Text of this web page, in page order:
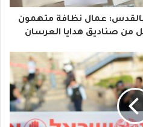
عمال نظافة متهمون
من صناديق هدايا العرسان